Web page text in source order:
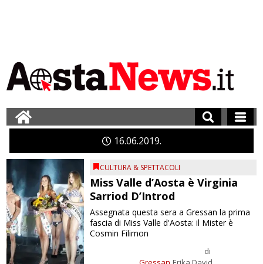
1606 2019
CULTURA & SPETTACOLI
Miss Valle d’Aosta è Virginia
Sarriod D’Introd
di
Assegnata questa sera a Gressan la prima
fascia di Miss Valle d'Aosta: il Mister è
Cosmin Filimon